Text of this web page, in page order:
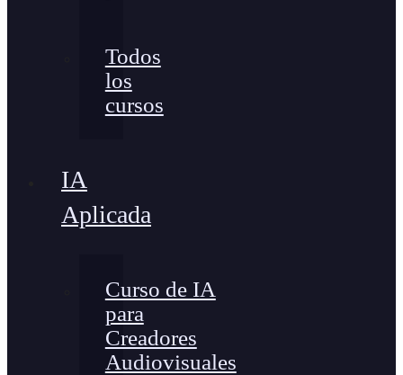
Todos
los
cursos
IA
Aplicada
Curso de IA
para
Creadores
Audiovisuales